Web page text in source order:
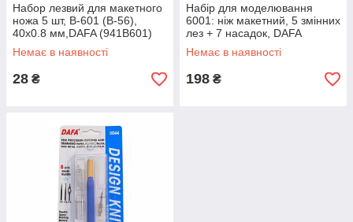
Набор лезвий для макетного
ножа 5 шт, В-601 (В-56),
40x0.8 мм,DAFA (941B601)
Немає в наявності
28 ₴
Набір для моделювання
6001: ніж макетний, 5 змінних
лез + 7 насадок, DAFA
(94160C604)
Немає в наявності
198 ₴